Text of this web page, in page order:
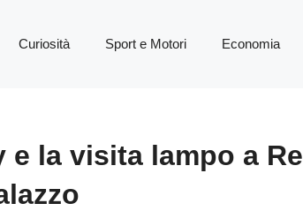
Curiosità Sport e Motori Economia
e la visita lampo a Re